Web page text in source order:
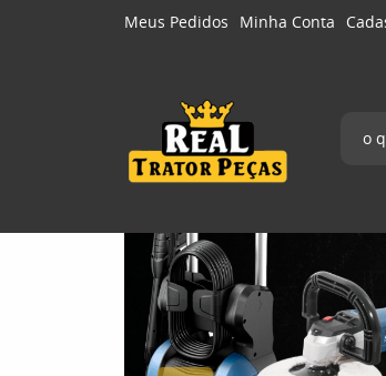
Meus Pedidos Minha Conta